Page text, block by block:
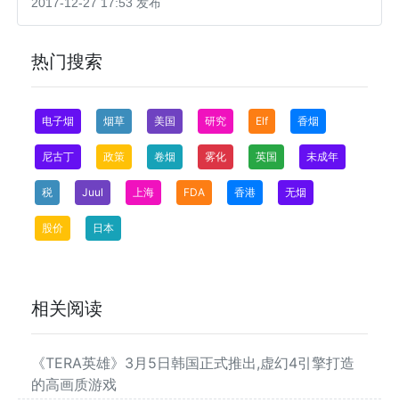
热门搜索
电子烟 烟草 美国 研究 Elf 香烟
尼古丁 政策 卷烟 雾化 英国 未成年
税 Juul 上海 FDA 香港 无烟
股价 日本
相关阅读
《TERA英雄》3月5日韩国正式推出,虚幻4引擎打造
的高画质游戏